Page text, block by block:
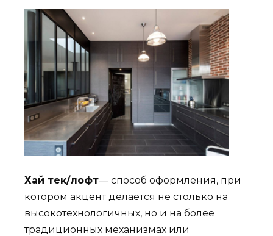
Хай тек/лофт— способ оформления, при
котором акцент делается не столько на
высокотехнологичных, но и на более
традиционных механизмах или